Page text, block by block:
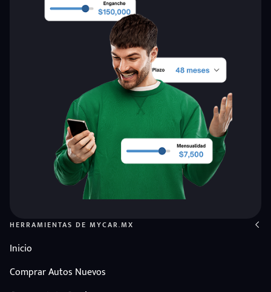
HERRAMIENTAS DE MYCAR.MX
Inicio
Comprar Autos Nuevos